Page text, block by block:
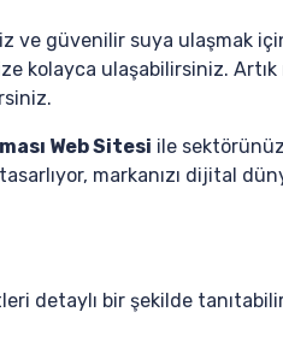
ve güvenilir suya ulaşmak
kolayca ulaşabilirsiniz.
Web Sitesi ile
markanızı dijital
detaylı bir şekilde